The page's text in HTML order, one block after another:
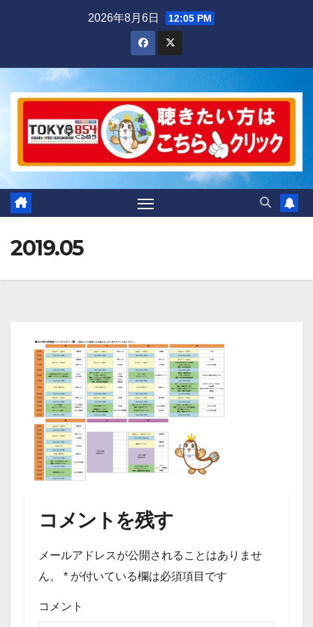
2026年8月6日 12:05 PM
2019.05
コメントを残す
メールアドレスが公開されることはありませ
ん。
* が付いている欄は必須項目です
コメント